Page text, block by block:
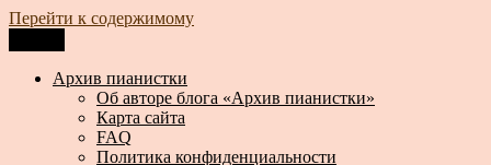
Перейти к содержимому
Архив пианистки
Всё для пианистов: ноты, книги, музыка, статьи…
Архив пианистки
Об авторе блога «Архив пианистки»
Карта сайта
FAQ
Политика конфиденциальности